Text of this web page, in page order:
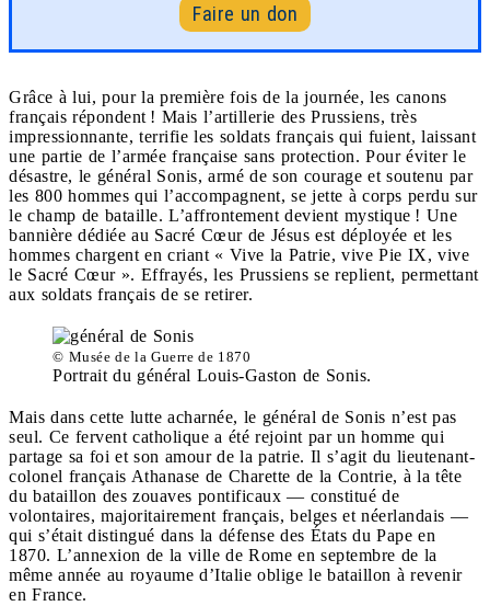
Faire un don
Grâce à lui, pour la première fois de la journée, les canons
français répondent ! Mais l’artillerie des Prussiens, très
impressionnante, terrifie les soldats français qui fuient, laissant
une partie de l’armée française sans protection. Pour éviter le
désastre, le général Sonis, armé de son courage et soutenu par
les 800 hommes qui l’accompagnent, se jette à corps perdu sur
le champ de bataille. L’affrontement devient mystique ! Une
bannière dédiée au Sacré Cœur de Jésus est déployée et les
hommes chargent en criant « Vive la Patrie, vive Pie IX, vive
le Sacré Cœur ». Effrayés, les Prussiens se replient, permettant
aux soldats français de se retirer.
© Musée de la Guerre de 1870
Portrait du général Louis-Gaston de Sonis.
Mais dans cette lutte acharnée, le général de Sonis n’est pas
seul. Ce fervent catholique a été rejoint par un homme qui
partage sa foi et son amour de la patrie. Il s’agit du lieutenant-
colonel français Athanase de Charette de la Contrie, à la tête
du bataillon des zouaves pontificaux — constitué de
volontaires, majoritairement français, belges et néerlandais —
qui s’était distingué dans la défense des États du Pape en
1870. L’annexion de la ville de Rome en septembre de la
même année au royaume d’Italie oblige le bataillon à revenir
en France.